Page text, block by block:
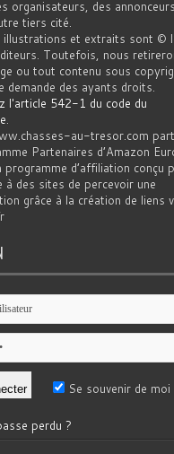
organisateurs, des
tiers cité.
illustrations et extraits sont ©
Toutefois, nous
ou tout contenu sous
demande des ayants droits.
l'article 542-1 du code du
.
au-tresor.com
Partenaires d’Amazon
programme d’affiliation conçu
à des sites de percevoir une
grâce à la création de liens
Se souvenir de moi
perdu ?